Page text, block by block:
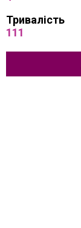
Тривалість
111